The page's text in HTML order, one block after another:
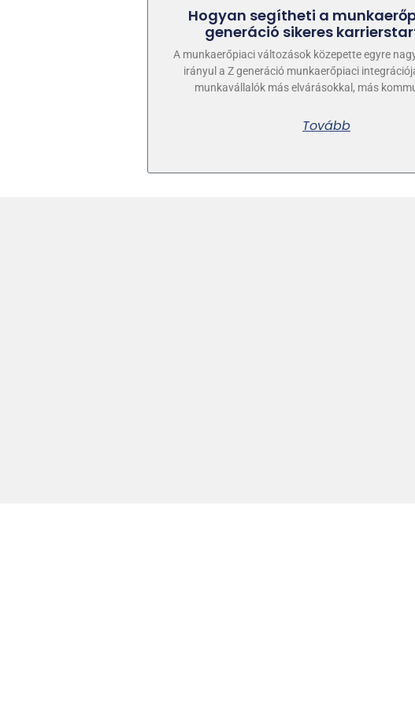
Hogyan segítheti a
generáció sikeres
A munkaerőpiaci változások közepette egyre
irányul a Z generáció munkaerőpiaci
munkavállalók más elvárásokkal, más
Tovább